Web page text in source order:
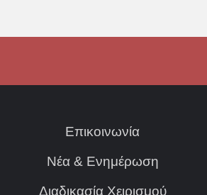
Επικοινωνία
Νέα & Ενημέρωση
Διαδικασία Χειρισμού